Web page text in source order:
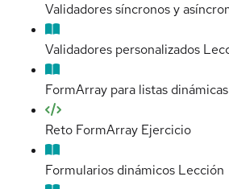
Validadores síncronos y
Validadores personalizados
FormArray para listas dinámicas
Reto FormArray Ejercicio
Formularios dinámicos Lección